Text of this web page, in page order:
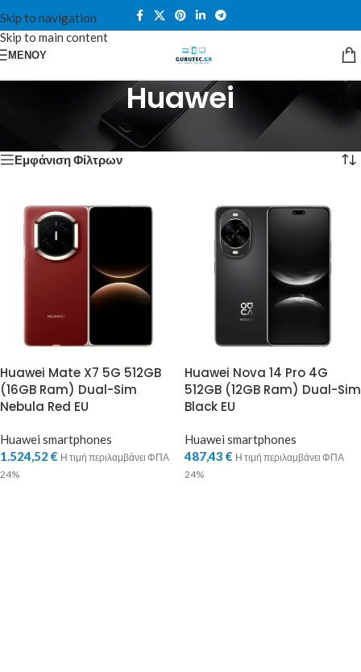
Skip to navigation
Skip to main content
ΜΕΝΟΎ
Huawei
Huawei Προβάλλονται όλα - 2 αποτελέσματα
Εμφάνιση Φίλτρων
Huawei Mate X7 5G 512GB
(16GB Ram) Dual-Sim
Nebula Red EU
Huawei smartphones
1.524,52 € Η τιμή περιλαμβάνει ΦΠΑ
24%
Huawei Nova 14 Pro 4G
512GB (12GB Ram) Dual-Sim
Black EU
Huawei smartphones
487,43 € Η τιμή περιλαμβάνει ΦΠΑ
24%